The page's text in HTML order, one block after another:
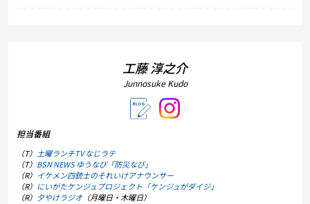
工藤 淳之介
Junnosuke Kudo
担当番組
（T） 土曜ランチTV なじラテ
（T） BSN NEWS ゆうなび「防災なび」
（R） イケメン四銃士のそれいけアナウンサー
（R） にいがたケンジュプロジェクト「ケンジュがダイジ」
（R） 夕やけラジオ（月曜日・木曜日）